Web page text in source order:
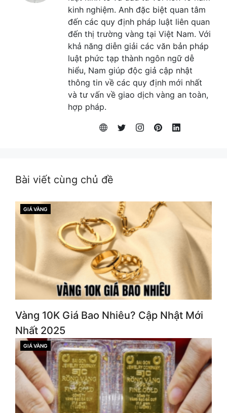
kinh nghiệm. Anh đặc biệt quan tâm
đến các quy định pháp luật liên quan
đến thị trường vàng tại Việt Nam. Với
khả năng diễn giải các văn bản pháp
luật phức tạp thành ngôn ngữ dễ
hiểu, Nam giúp độc giả cập nhật
thông tin về các quy định mới nhất
và tư vấn về giao dịch vàng an toàn,
hợp pháp.
Bài viết cùng chủ đề
CATEGORIES
GIÁ VÀNG
Vàng 10K Giá Bao Nhiêu? Cập Nhật Mới
Nhất 2025
CATEGORIES
GIÁ VÀNG